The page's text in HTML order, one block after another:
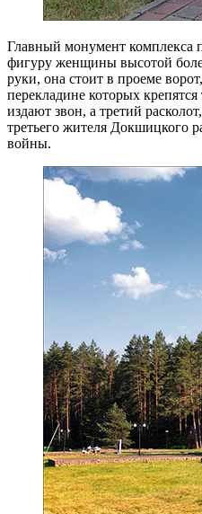
Главный монумент комплекса
фигуру женщины высотой
руки, она стоит в проеме
перекладине которых
издают звон, а третий
третьего жителя Докшицкого
войны.